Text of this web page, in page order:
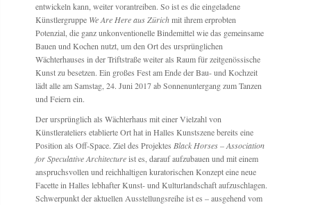
entwickeln kann, weiter vorantreiben. So ist es die eingeladene
Künstlergruppe We Are Here aus Zürichmit ihrem erprobten
Potenzial, die ganz unkonventionelle Bindemittel wie das gemeinsame
Bauen und Kochen nutzt, um den Ort des ursprünglichen
Wächterhauses in der Triftstraße weiter als Raum für zeitgenössische
Kunst zu besetzen. Ein großes Fest am Ende der Bau- und Kochzeit
lädt alle am Samstag, 24. Juni 2017 ab Sonnenuntergang zum Tanzen
und Feiern ein.
Der ursprünglich als Wächterhaus mit einer Vielzahl von
Künstlerateliers etablierte Ort hat in Halles Kunstszene bereits eine
Position als Off-Space. Ziel des Projektes Black Horses – Association
for Speculative Architectureist es, darauf aufzubauen und mit einem
anspruchsvollen und reichhaltigen kuratorischen Konzept eine neue
Facette in Halles lebhafter Kunst- und Kulturlandschaft aufzuschlagen.
Schwerpunkt der aktuellen Ausstellungsreihe ist es – ausgehend vom